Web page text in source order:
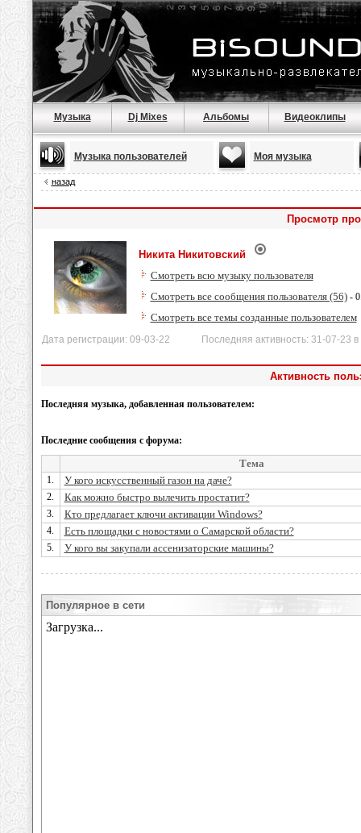
Музыка Dj Mixes Альбомы Видеоклипы
Музыка пользователей Моя музыка
назад
Просмотр
Никита Никитовский
Смотреть всю музыку пользователя
Смотреть все сообщения пользователя (56)-
Смотреть все темы созданные пользователем
Дата регистрации: 09-03-22 Последняя активность: 31-07-23 в
Активность
Последняя музыка, добавленная пользователем:
Последние сообщения с форума:
Тема
1. У кого искусственный газон на даче?
2. Как можно быстро вылечить простатит?
3. Кто предлагает ключи активации Windows?
4. Есть площадки с новостями о Самарской области?
5. У кого вы закупали ассенизаторские машины?
Популярное в сети